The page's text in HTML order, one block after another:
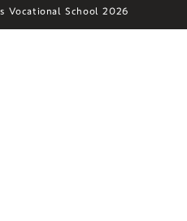
Vocational School 2026